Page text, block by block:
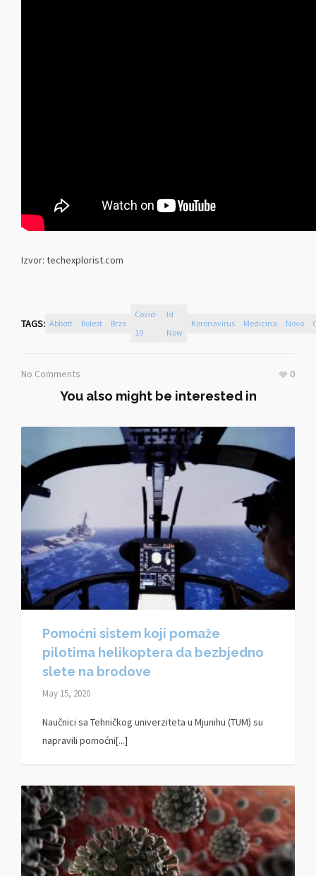
Izvor: techexplorist.com
TAGS: Abbott Bolest Brzo
Covid-
19
Id
Now
Koronavirus Medicina Novo
No Comments 0
You also might be interested in
Pomoćni sistem koji pomaže
pilotima helikoptera da bezbjedno
slete na brodove
May 15, 2020
Naučnici sa Tehničkog univerziteta u Mjunihu (TUM) su
napravili pomoćni[...]